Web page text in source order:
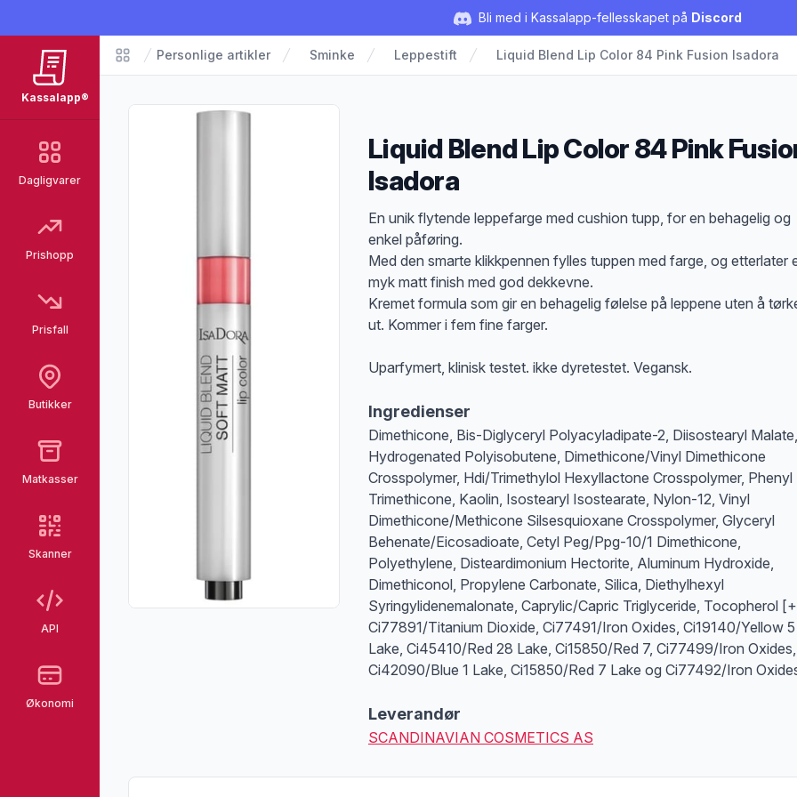
Bli med i Kassalapp-fellesskapet på Discord
Kassalapp®
Dagligvarer
Prishopp
Prisfall
Butikker
Matkasser
Skanner
API
Økonomi
Matvarer
Personlige artikler Sminke Leppestift Liquid Blend Lip Color 84 Pink Fusion Isadora
Liquid Blend Lip Color 84 Pink
Isadora
Produktbeskrivelse
En unik flytende leppefarge med cushion tupp, for en behagelig og
enkel påføring.
Med den smarte klikkpennen fylles tuppen med farge, og etterlater
myk matt finish med god dekkevne.
Kremet formula som gir en behagelig følelse på leppene uten å
ut. Kommer i fem fine farger.
Uparfymert, klinisk testet. ikke dyretestet. Vegansk.
Ingredienser
Dimethicone, Bis-Diglyceryl Polyacyladipate-2, Diisostearyl Malate,
Hydrogenated Polyisobutene, Dimethicone/Vinyl Dimethicone
Crosspolymer, Hdi/Trimethylol Hexyllactone Crosspolymer, Phenyl
Trimethicone, Kaolin, Isostearyl Isostearate, Nylon-12, Vinyl
Dimethicone/Methicone Silsesquioxane Crosspolymer, Glyceryl
Behenate/Eicosadioate, Cetyl Peg/Ppg-10/1 Dimethicone,
Polyethylene, Disteardimonium Hectorite, Aluminum Hydroxide,
Dimethiconol, Propylene Carbonate, Silica, Diethylhexyl
Syringylidenemalonate, Caprylic/Capric Triglyceride, Tocopherol
Ci77891/Titanium Dioxide, Ci77491/Iron Oxides, Ci19140/Yellow 5
Lake, Ci45410/Red 28 Lake, Ci15850/Red 7, Ci77499/Iron Oxides,
Ci42090/Blue 1 Lake, Ci15850/Red 7 Lake og Ci77492/Iron
Leverandør
SCANDINAVIAN COSMETICS AS